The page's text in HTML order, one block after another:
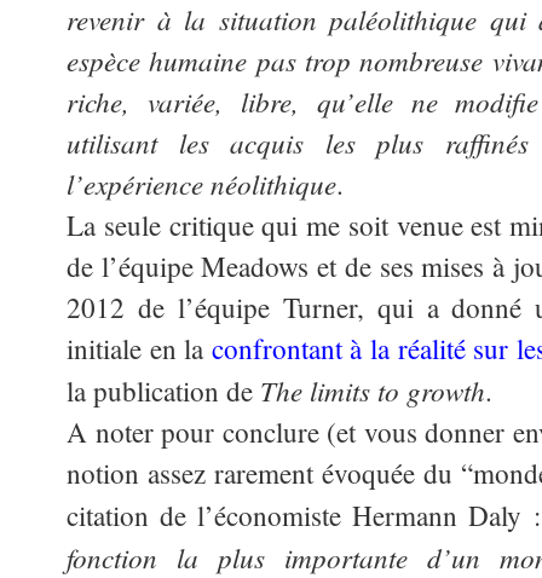
revenir à la situation paléolithique
espèce humaine pas trop nombreuse
riche, variée, libre, qu’elle ne
utilisant les acquis les plus
l’expérience néolithique.
La seule critique qui me soit venue est
de l’équipe Meadows et de ses mises à
2012 de l’équipe Turner, qui a donné
initiale en laconfrontant à la réalité sur
la publication de The limits to growth.
A noter pour conclure (et vous donner
notion assez rarement évoquée du
citation de l’économiste Hermann
fonction la plus importante d’un